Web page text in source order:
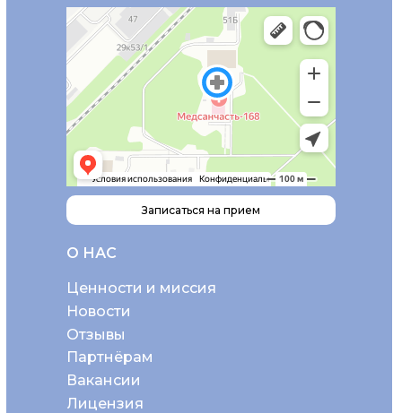
О НАС
Ценности и миссия
Новости
Отзывы
Партнёрам
Вакансии
Лицензия
Записаться на прием